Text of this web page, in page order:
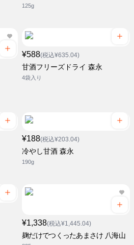
125g
¥588(税込¥635.04)
甘酒フリーズドライ 森永
4袋入り
¥188(税込¥203.04)
冷やし甘酒 森永
190g
¥1,338(税込¥1,445.04)
麹だけでつくったあまさけ 八海山